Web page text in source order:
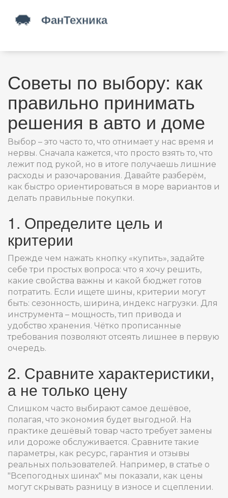
Советы по выбору: как
правильно принимать
решения в авто и доме
Выбор – это часто то, что отнимает у нас время и
нервы. Сначала кажется, что просто взять то, что
лежит под рукой, но в итоге получаешь лишние
расходы и разочарования. Давайте разберём,
как быстро ориентироваться в море вариантов и
делать правильные покупки.
1. Определите цель и
критерии
Прежде чем нажать кнопку «купить», задайте
себе три простых вопроса: что я хочу решить,
какие свойства важны и какой бюджет готов
потратить. Если ищете шины, критерии могут
быть: сезонность, ширина, индекс нагрузки. Для
инструмента – мощность, тип привода и
удобство хранения. Чётко прописанные
требования позволяют отсеять лишнее в первую
очередь.
2. Сравните характеристики,
а не только цену
Слишком часто выбирают самое дешёвое,
полагая, что экономия будет выгодной. На
практике дешёвый товар часто требует замены
или дороже обслуживается. Сравните такие
параметры, как ресурс, гарантия и отзывы
реальных пользователей. Например, в статье о
"Всепогодных шинах" мы показали, как цены
могут скрывать разницу в износе и сцеплении.